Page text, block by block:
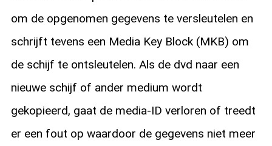
om de opgenomen gegevens te versleutelen en
schrijft tevens een Media Key Block (MKB) om
de schijf te ontsleutelen. Als de dvd naar een
nieuwe schijf of ander medium wordt
gekopieerd, gaat de media-ID verloren of treedt
er een fout op waardoor de gegevens niet meer